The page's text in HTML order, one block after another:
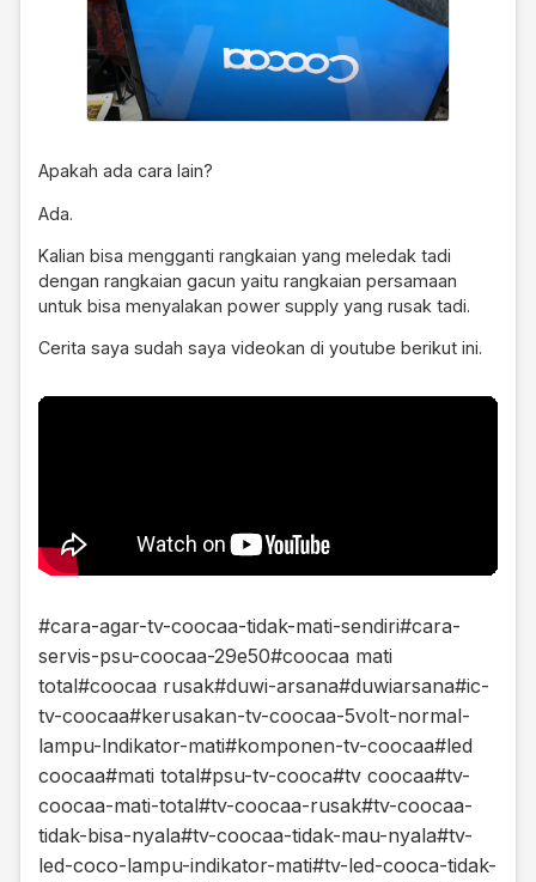
Apakah ada cara lain?
Ada.
Kalian bisa mengganti rangkaian yang meledak tadi
dengan rangkaian gacun yaitu rangkaian persamaan
untuk bisa menyalakan power supply yang rusak tadi.
Cerita saya sudah saya videokan di youtube berikut ini.
#cara-agar-tv-coocaa-tidak-mati-sendiri#cara-
servis-psu-coocaa-29e50#coocaa mati
total#coocaa rusak#duwi-arsana#duwiarsana#ic-
tv-coocaa#kerusakan-tv-coocaa-5volt-normal-
lampu-lndikator-mati#komponen-tv-coocaa#led
coocaa#mati total#psu-tv-cooca#tv coocaa#tv-
coocaa-mati-total#tv-coocaa-rusak#tv-coocaa-
tidak-bisa-nyala#tv-coocaa-tidak-mau-nyala#tv-
led-coco-lampu-indikator-mati#tv-led-cooca-tidak-